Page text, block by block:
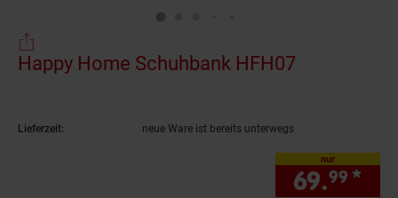
Happy Home Schuhbank HFH07
Lieferzeit: neue Ware ist bereits unterwegs
nur
69.99 *